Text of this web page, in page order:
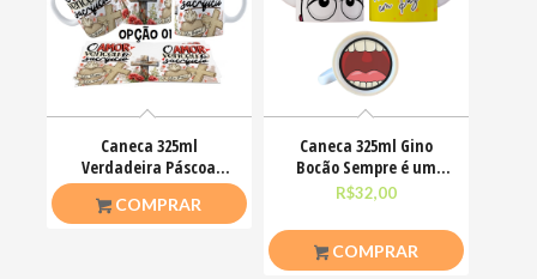
Caneca 325ml
Verdadeira Páscoa
Jesus Cristo O amor
venceu
COMPRAR
Caneca 325ml Gino
Bocão Sempre é um
bom dia pra me deixar
R$32,00
COMPRAR